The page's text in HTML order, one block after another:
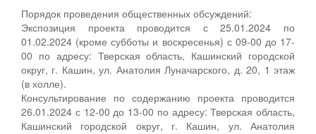
Порядок проведения общественных обсуждений:
Экспозиция проекта проводится с 25.01.2024 по
01.02.2024 (кроме субботы и воскресенья) с 09-00 до 17-
00 по адресу: Тверская область, Кашинский городской
округ, г. Кашин, ул. Анатолия Луначарского, д. 20, 1 этаж
(в холле).
Консультирование по содержанию проекта проводится
26.01.2024 с 12-00 до 13-00 по адресу: Тверская область,
Кашинский городской округ, г. Кашин, ул. Анатолия